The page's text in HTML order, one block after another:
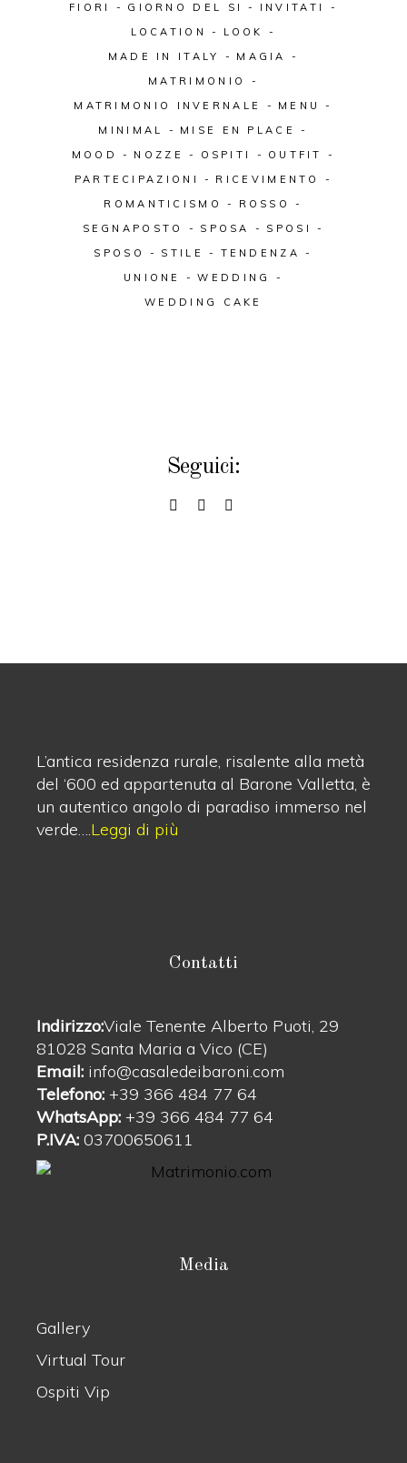
FIORI
GIORNO DEL SI
INVITATI
LOCATION
LOOK
MADE IN ITALY
MAGIA
MATRIMONIO
MATRIMONIO INVERNALE
MENU
MINIMAL
MISE EN PLACE
MOOD
NOZZE OSPITI
OUTFIT
PARTECIPAZIONI
RICEVIMENTO
ROMANTICISMO
ROSSO
SEGNAPOSTO
SPOSA
SPOSI
SPOSO
STILE
TENDENZA
UNIONE
WEDDING
WEDDING CAKE
Seguici:
L’antica residenza rurale, risalente alla metà
del ‘600 ed appartenuta al Barone Valletta, è
un autentico angolo di paradiso immerso nel
verde….Leggi di più
Contatti
Indirizzo:Viale Tenente Alberto Puoti, 29
81028 Santa Maria a Vico (CE)
Email: info@casaledeibaroni.com
Telefono: +39 366 484 77 64
WhatsApp: +39 366 484 77 64
P.IVA: 03700650611
Media
Gallery
Virtual Tour
Ospiti Vip